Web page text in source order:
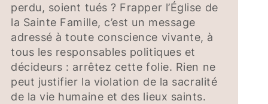
perdu, soient tués ? Frapper l’Église de
la Sainte Famille, c’est un message
adressé à toute conscience vivante, à
tous les responsables politiques et
décideurs : arrêtez cette folie. Rien ne
peut justifier la violation de la sacralité
de la vie humaine et des lieux saints.